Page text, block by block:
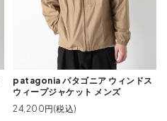
patagonia パタゴニア ウィンドス
ウィープジャケット メンズ
24,200円(税込)